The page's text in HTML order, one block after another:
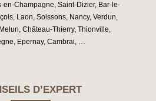
en-Champagne, Saint-Dizier, Bar-le-
, Laon, Soissons, Nancy, Verdun,
Melun, Château-Thierry, Thionville,
, Epernay, Cambrai, …
D’EXPERT